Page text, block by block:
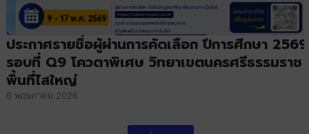
ประกาศรายชื่อผู้ผ่านการคัดเลือก ปีการศึกษา 2569
รอบที่ Q9 โควตาพิเศษ วิทยาเขตนครศรีธรรมราช
พื้นที่ไสใหญ่
6 พฤษภาคม 2026